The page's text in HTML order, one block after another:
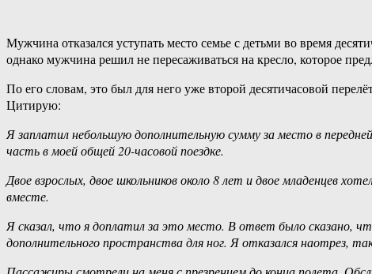
Мужчина отказался уступать место семье с детьми во время
однако мужчина решил не пересаживаться на кресло, которое
По его словам, это был для него уже второй десятичасовой
Цитирую:
Я заплатил небольшую дополнительную сумму за место в
часть в моей общей 20-часовой поездке.
Двое взрослых, двое школьников около 8 лет и двое младенцев
вместе.
Я сказал, что я доплатил за это место. В ответ было
дополнительного пространства для ног. Я отказался наотрез,